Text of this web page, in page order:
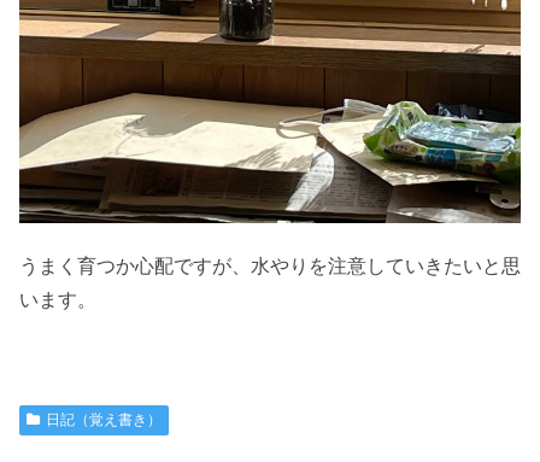
うまく育つか心配ですが、水やりを注意していきたいと思
います。
日記（覚え書き）